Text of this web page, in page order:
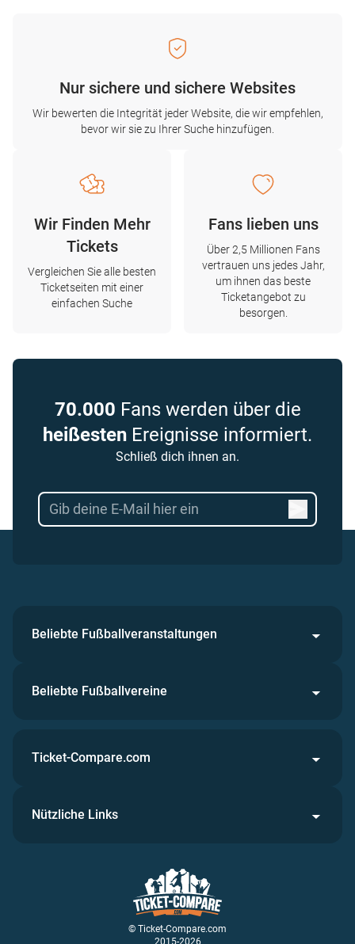
Nur sichere und sichere Websites
Wir bewerten die Integrität jeder Website, die wir empfehlen,
bevor wir sie zu Ihrer Suche hinzufügen.
Wir Finden Mehr
Tickets
Vergleichen Sie alle besten
Ticketseiten mit einer
einfachen Suche
Fans lieben uns
Über 2,5 Millionen Fans
vertrauen uns jedes Jahr,
um ihnen das beste
Ticketangebot zu
besorgen.
70.000 Fans werden über die
heißesten Ereignisse informiert.
Schließ dich ihnen an.
Beliebte Fußballveranstaltungen
Beliebte Fußballvereine
© Ticket-Compare.com
2015-2026
Ticket-Compare.com
Nützliche Links